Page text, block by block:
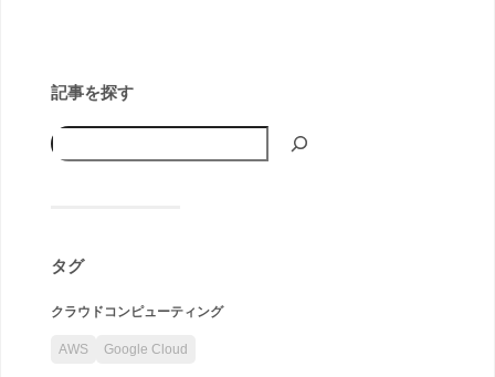
記事を探す
タグ
クラウドコンピューティング
AWS Google Cloud